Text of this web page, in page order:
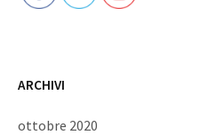
ARCHIVI
ottobre 2020